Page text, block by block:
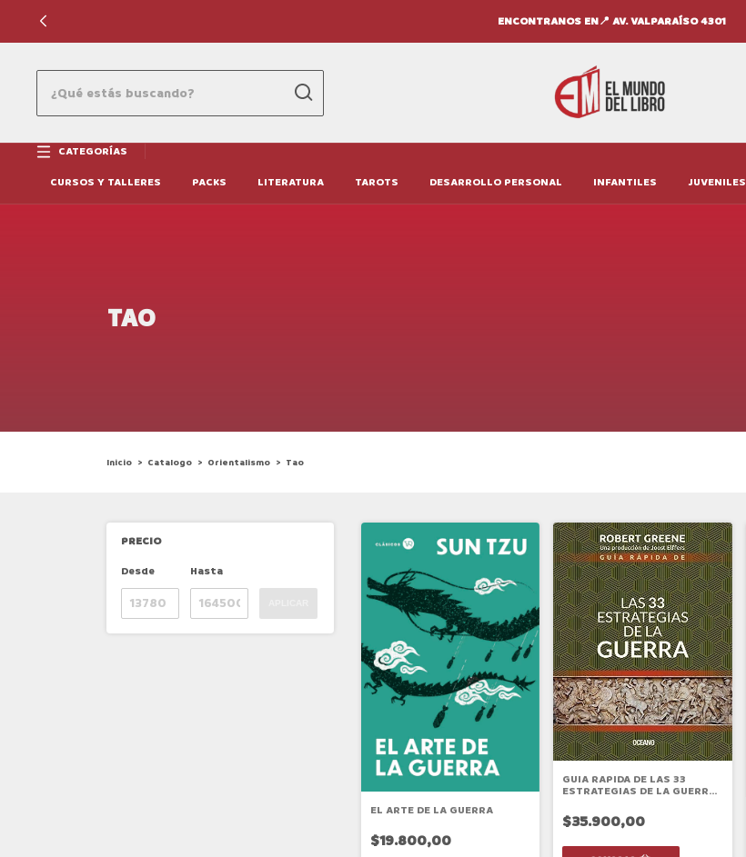
ENCONTRANOS EN📍 AV. VALPARAÍSO 4301
CATEGORÍAS
CURSOS Y TALLERES
PACKS LITERATURA TAROTS DESARROLLO PERSONAL INFANTILES JUVENILES
TAO
Inicio > Catalogo > Orientalismo > Tao
PRECIO
Desde
Hasta
EL ARTE DE LA GUERRA
$19.800,00
GUIA RAPIDA DE LAS 33
ESTRATEGIAS DE LA GUERRA
$35.900,00